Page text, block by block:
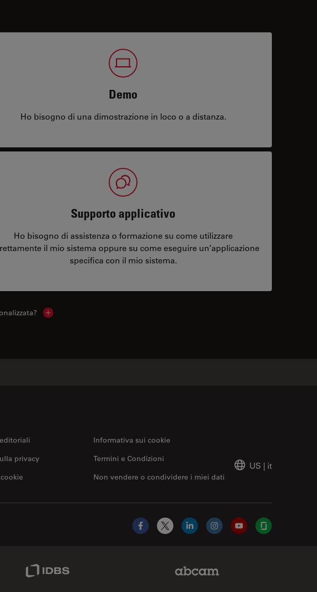
Demo
Ho bisogno di una dimostrazione in loco o a distanza.
Supporto applicativo
Ho bisogno di assistenza o formazione su come utilizzare
il mio sistema oppure su come eseguire un’applicazione
specifica con il mio sistema.
Show local contacts
Informativa sui cookie
privacy
Non vendere o condividere i miei dati
Termini e Condizioni
US | it
Facebook
X LinkedInInstagramYouTubeGlassdoor